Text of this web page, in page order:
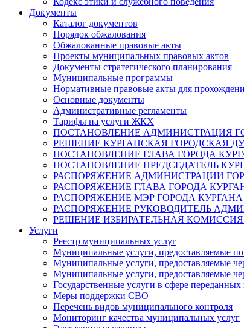
Документы
Каталог документов
Порядок обжалования
Обжалованные правовые акты
Проекты муниципальных правовых актов
Документы стратегического планирования
Муниципальные программы
Нормативные правовые акты для
Основные документы
Административные регламенты
Тарифы на услуги ЖКХ
ПОСТАНОВЛЕНИЕ АДМИНИСТРАЦИЯ
РЕШЕНИЕ КУРГАНСКАЯ ГОРОДСКАЯ
ПОСТАНОВЛЕНИЕ ГЛАВА ГОРОДА
ПОСТАНОВЛЕНИЕ ПРЕДСЕДАТЕЛЬ
РАСПОРЯЖЕНИЕ АДМИНИСТРАЦИИ
РАСПОРЯЖЕНИЕ ГЛАВА ГОРОДА
РАСПОРЯЖЕНИЕ МЭР ГОРОДА КУРГАНА
РАСПОРЯЖЕНИЕ РУКОВОДИТЕЛЬ
РЕШЕНИЕ ИЗБИРАТЕЛЬНАЯ КОМИССИЯ
Услуги
Реестр муниципальных услуг
Муниципальные услуги, предоставляемые
Муниципальные услуги, предоставляемые
Муниципальные услуги, предоставляемые
Государственные услуги в сфере
Меры поддержки СВО
Перечень видов муниципального контроля
Мониторинг качества муниципальных услуг